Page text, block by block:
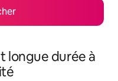
longue durée à